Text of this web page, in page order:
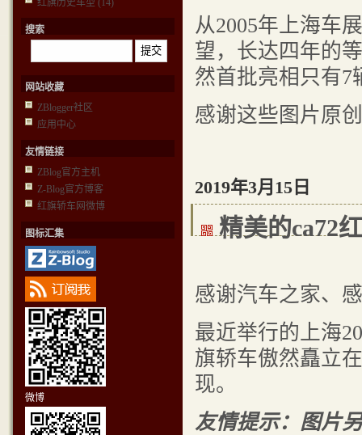
从2005年上海车
望，长达四年的
然首批亮相只有7
感谢这些图片原
2019年3月15日
精美的ca72
感谢汽车之家、
最近举行的上海
旗轿车傲然矗立
现。
友情提示：图片
红旗历史车型 (14)
搜索
网站收藏
ZBlogger社区
应用中心
友情链接
ZBlog官方主机
Z-Blog官方博客
红旗轿车网微博
图标汇集
微博